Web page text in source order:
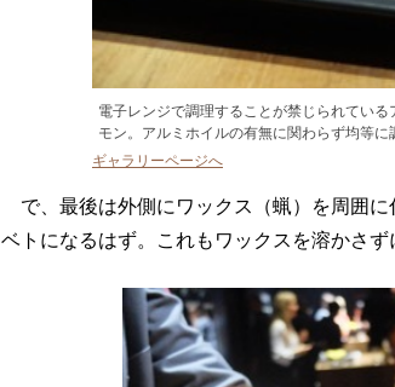
電子レンジで調理することが禁じられてい
モン。アルミホイルの有無に関わらず均等に
ギャラリーページへ
で、最後は外側にワックス（蝋）を周囲に
ベトになるはず。これもワックスを溶かさず